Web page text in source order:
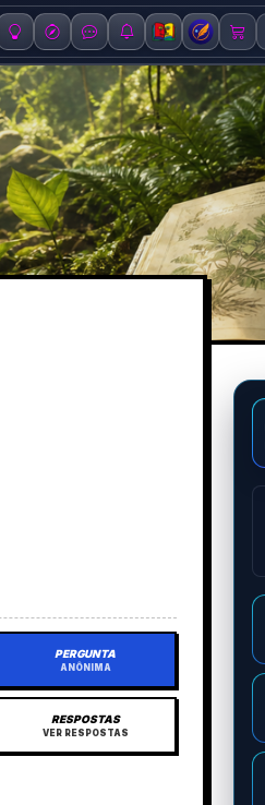
PERGUNTA
ANÔNIMA
RESPOSTAS
VER RESPOSTAS